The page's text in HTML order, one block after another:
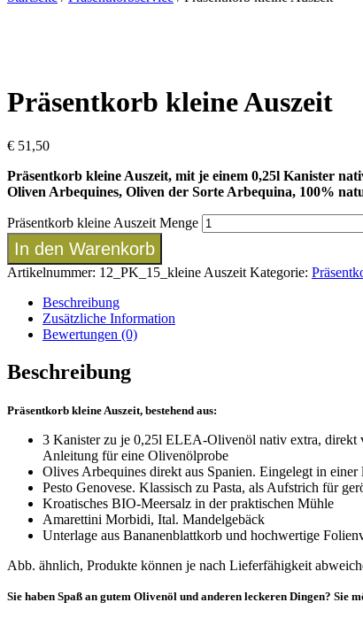
Präsentkorb kleine Auszeit
€ 51,50
Präsentkorb kleine Auszeit, mit je einem 0,25l Kanister
Oliven Arbequines, Oliven der Sorte Arbequina, 100%
Präsentkorb kleine Auszeit Menge
In den Warenkorb
Artikelnummer: 12_PK_15_kleine Auszeit Kategorie:
Beschreibung
Zusätzliche Information
Bewertungen (0)
Beschreibung
Präsentkorb kleine Auszeit, bestehend aus:
3 Kanister zu je 0,25l ELEA-Olivenöl nativ extra, direkt
Anleitung für eine Olivenölprobe
Olives Arbequines direkt aus Spanien. Eingelegt in
Pesto Genovese. Klassisch zu Pasta, als Aufstrich für
Kroatisches BIO-Meersalz in der praktischen Mühle
Amarettini Morbidi, Ital. Mandelgebäck
Unterlage aus Bananenblattkorb und hochwertige
Abb. ähnlich, Produkte können je nach Lieferfähigkeit
Sie haben Spaß an gutem Olivenöl und anderen leckeren Dingen? Sie